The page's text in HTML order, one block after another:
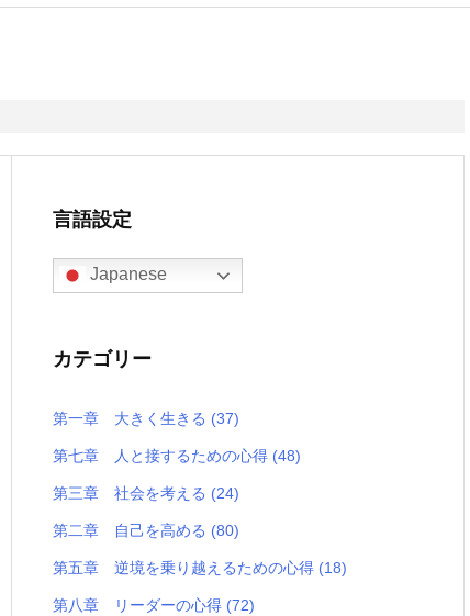
言語設定
Japanese
カテゴリー
第一章 大きく生きる (37)
第七章 人と接するための心得 (48)
第三章 社会を考える (24)
第二章 自己を高める (80)
第五章 逆境を乗り越えるための心得 (18)
第八章 リーダーの心得 (72)